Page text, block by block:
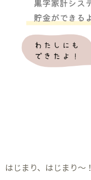
はじまり、はじまり～！